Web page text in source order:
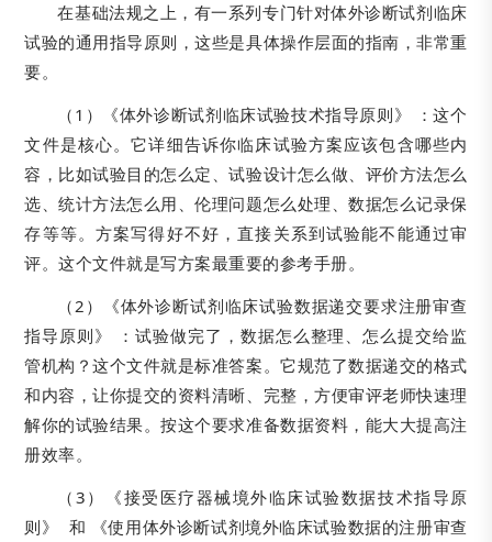
在基础法规之上，有一系列专门针对体外诊断试剂临床
试验的通用指导原则，这些是具体操作层面的指南，非常重
要。
（1）《体外诊断试剂临床试验技术指导原则》 ：这个
文件是核心。它详细告诉你临床试验方案应该包含哪些内
容，比如试验目的怎么定、试验设计怎么做、评价方法怎么
选、统计方法怎么用、伦理问题怎么处理、数据怎么记录保
存等等。方案写得好不好，直接关系到试验能不能通过审
评。这个文件就是写方案最重要的参考手册。
（2）《体外诊断试剂临床试验数据递交要求注册审查
指导原则》 ：试验做完了，数据怎么整理、怎么提交给监
管机构？这个文件就是标准答案。它规范了数据递交的格式
和内容，让你提交的资料清晰、完整，方便审评老师快速理
解你的试验结果。按这个要求准备数据资料，能大大提高注
册效率。
（3）《接受医疗器械境外临床试验数据技术指导原
则》 和 《使用体外诊断试剂境外临床试验数据的注册审查